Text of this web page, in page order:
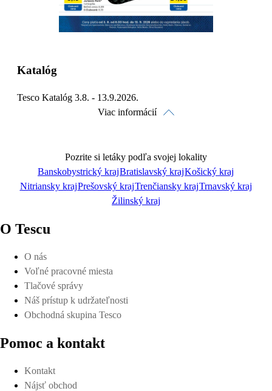
Katalóg
Tesco Katalóg 3.8. - 13.9.2026.
Viac informácií
Pozrieť online
Pozrite si letáky podľa svojej lokality
Banskobystrický krajBratislavský krajKošický kraj
Nitriansky krajPrešovský krajTrenčiansky krajTrnavský kraj
Žilinský kraj
O Tescu
O nás
Voľné pracovné miesta
Tlačové správy
Náš prístup k udržateľnosti
Obchodná skupina Tesco
Pomoc a kontakt
Kontakt
Nájsť obchod